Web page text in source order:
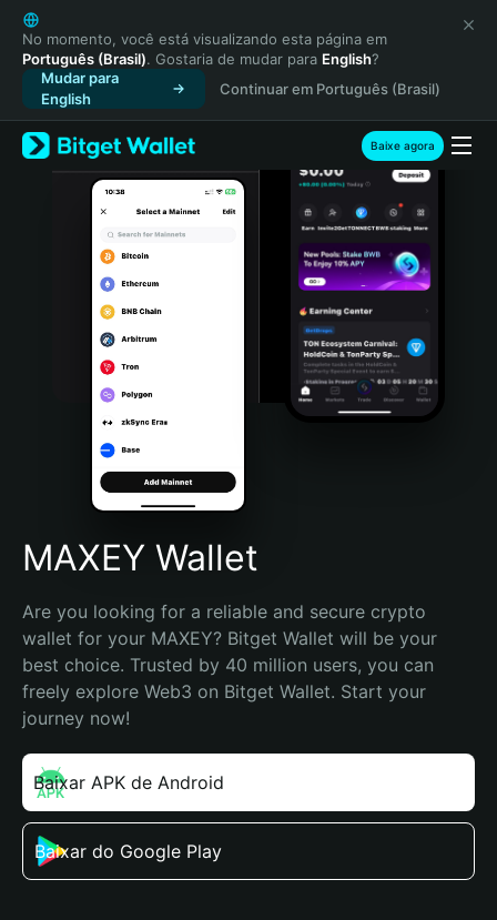
English
日本語
Tiếng Việt
Русский
Español (Latinoamérica)
Türkçe
Italiano
Português (Portugal)
Bahasa Indonesia
Português (Brasil)
Español (Argentina)
No momento, você está visualizando esta página em
Português (Brasil). Gostaria de mudar para English?
Mudar para
English
Continuar em Português (Brasil)
Baixe agora
MAXEY Wallet
Are you looking for a reliable and secure crypto
wallet for your MAXEY? Bitget Wallet will be your
best choice. Trusted by 40 million users, you can
freely explore Web3 on Bitget Wallet. Start your
journey now!
Baixar APK de Android
Baixar do Google Play